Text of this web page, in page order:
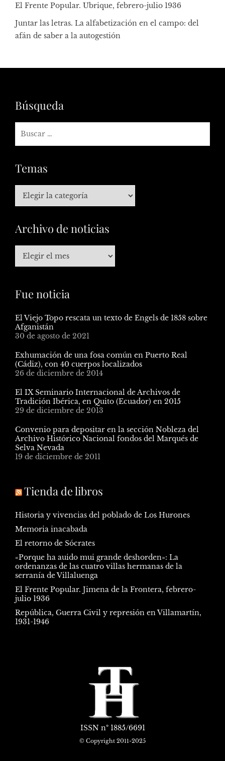
El Frente Popular. Ubrique, febrero-julio 1936
Juntar las letras. La alfabetización en el campo: del
afán de saber a la autogestión
Búsqueda
Temas
Archivo de noticias
Fue noticia
El Viejo Topo rescata un texto de Engels de 1858 sobre
Afganistán
30 de agosto de 2021
Exhumación de una fosa común en Puerto Real
(Cádiz), con 40 cuerpos localizados
26 de diciembre de 2014
El IX Seminario Internacional de Archivos de
Tradición Ibérica, en Quito (Ecuador) en 2015
29 de diciembre de 2013
Convenio para depositar en la sección Nobleza del
Archivo Histórico Nacional fondos del Marqués de
Selva Nevada
19 de diciembre de 2011
Tienda de libros
Historia y vivencias del poblado de Los Hurones
Memoria inacabada
El retorno de Sócrates
«Porque ha auido mui grande deshorden»: La
ordenanzas de las cuatro villas hermanas de la
serranía de Villaluenga
El Frente Popular. Jimena de la Frontera, febrero-
julio 1936
República, Guerra Civil y represión en Villamartín,
1931-1946
ISSN nº 1885/6691
© Copyright 2011-2025